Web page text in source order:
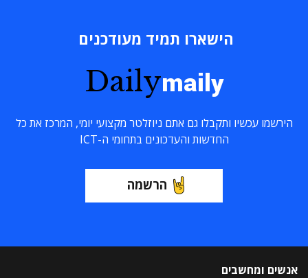
הישארו תמיד מעודכנים
Dailymaily
הירשמו עכשיו ותקבלו גם אתם ניוזלטר מקצועי יומי, המרכז את כל
החדשות והעדכונים בתחומי ה-ICT
הרשמה
אנשים ומחשבים